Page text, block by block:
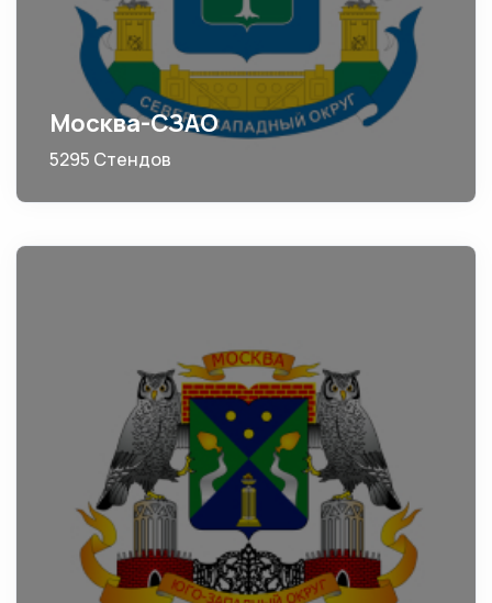
Москва-СЗАО
5295 Стендов